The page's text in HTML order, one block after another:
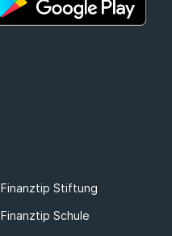
Finanztip Stiftung
Finanztip Schule